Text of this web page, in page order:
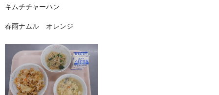
キムチチャーハン
春雨ナムル オレンジ